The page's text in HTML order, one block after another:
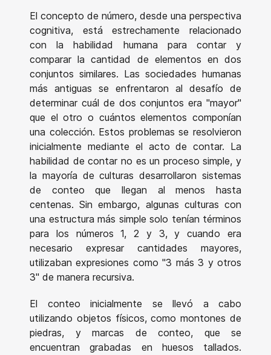
El concepto de número, desde una perspectiva
cognitiva, está estrechamente relacionado
con la habilidad humana para contar y
comparar la cantidad de elementos en dos
conjuntos similares. Las sociedades humanas
más antiguas se enfrentaron al desafío de
determinar cuál de dos conjuntos era "mayor"
que el otro o cuántos elementos componían
una colección. Estos problemas se resolvieron
inicialmente mediante el acto de contar. La
habilidad de contar no es un proceso simple, y
la mayoría de culturas desarrollaron sistemas
de conteo que llegan al menos hasta
centenas. Sin embargo, algunas culturas con
una estructura más simple solo tenían términos
para los números 1, 2 y 3, y cuando era
necesario expresar cantidades mayores,
utilizaban expresiones como "3 más 3 y otros
3" de manera recursiva.
El conteo inicialmente se llevó a cabo
utilizando objetos físicos, como montones de
piedras, y marcas de conteo, que se
encuentran grabadas en huesos tallados.